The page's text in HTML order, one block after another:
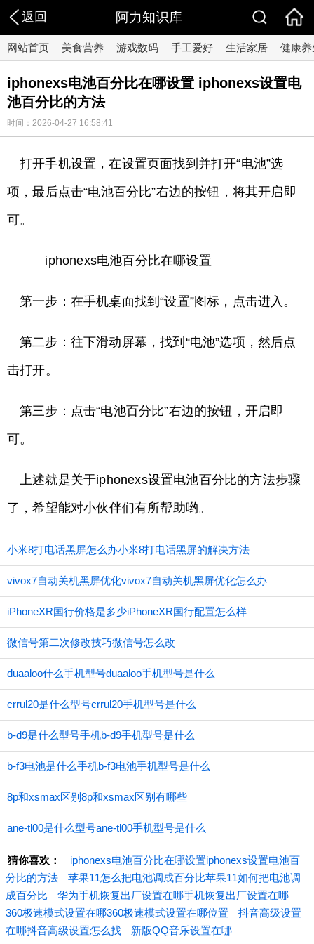
返回 阿力知识库
网站首页 美食营养 游戏数码 手工爱好 生活家居 健康养
iphonexs电池百分比在哪设置 iphonexs设置电
池百分比的方法
时间：2026-04-27 16:58:41
打开手机设置，在设置页面找到并打开“电池”选
项，最后点击“电池百分比”右边的按钮，将其开启即
可。
iphonexs电池百分比在哪设置
第一步：在手机桌面找到“设置”图标，点击进入。
第二步：往下滑动屏幕，找到“电池”选项，然后点
击打开。
第三步：点击“电池百分比”右边的按钮，开启即
可。
上述就是关于iphonexs设置电池百分比的方法步骤
了，希望能对小伙伴们有所帮助哟。
小米8打电话黑屏怎么办小米8打电话黑屏的解决方法
vivox7自动关机黑屏优化vivox7自动关机黑屏优化怎么办
iPhoneXR国行价格是多少iPhoneXR国行配置怎么样
微信号第二次修改技巧微信号怎么改
duaaloo什么手机型号duaaloo手机型号是什么
crrul20是什么型号crrul20手机型号是什么
b-d9是什么型号手机b-d9手机型号是什么
b-f3电池是什么手机b-f3电池手机型号是什么
8p和xsmax区别8p和xsmax区别有哪些
ane-tl00是什么型号ane-tl00手机型号是什么
猜你喜欢：
iphonexs电池百分比在哪设置iphonexs设置电池百
分比的方法
苹果11怎么把电池调成百分比苹果11如何把电池调
成百分比
华为手机恢复出厂设置在哪手机恢复出厂设置在哪
360极速模式设置在哪360极速模式设置在哪位置
抖音高级设置
在哪抖音高级设置怎么找
新版QQ音乐设置在哪